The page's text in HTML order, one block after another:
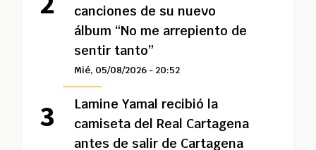
canciones de su nuevo
álbum “No me arrepiento de
sentir tanto”
Mié, 05/08/2026 - 20:52
Lamine Yamal recibió la
camiseta del Real Cartagena
antes de salir de Cartagena